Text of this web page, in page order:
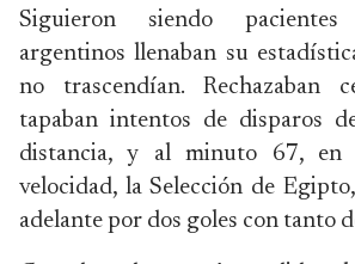
Siguieron siendo
argentinos llenaban su
no trascendían. Rechazaban
tapaban intentos de disparos
distancia, y al minuto 67, en
velocidad, la Selección de
adelante por dos goles con tanto